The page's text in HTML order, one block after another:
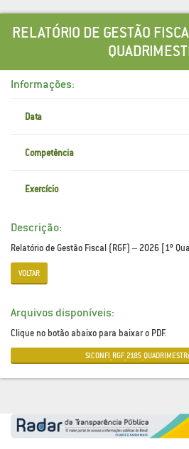
RELATÓRIO DE GESTÃO
Informações:
Data
Competência
Exercício
Descrição:
Relatório de Gestão Fiscal (RGF) – 2026 [1º
VOLTAR
Arquivos disponíveis:
Clique no botão abaixo para baixar o PDF.